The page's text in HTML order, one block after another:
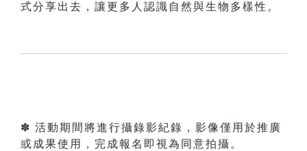
式分享出去，讓更多人認識自然與生物多樣性。
✽ 活動期間將進行攝錄影紀錄，影像僅用於推廣
或成果使用，完成報名即視為同意拍攝。